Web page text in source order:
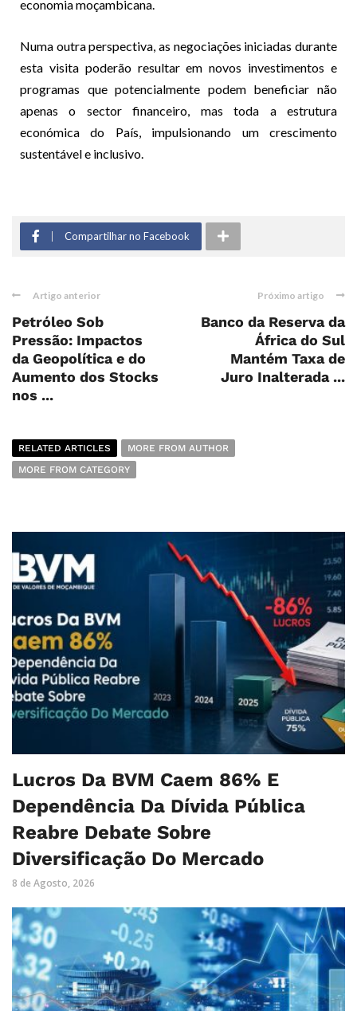
economia moçambicana.
Numa outra perspectiva, as negociações iniciadas durante
esta visita poderão resultar em novos investimentos e
programas que potencialmente podem beneficiar não
apenas o sector financeiro, mas toda a estrutura
económica do País, impulsionando um crescimento
sustentável e inclusivo.
Compartilhar no Facebook
Artigo anterior
Petróleo Sob
Pressão: Impactos
da Geopolítica e do
Aumento dos Stocks
nos ...
Próximo artigo
Banco da Reserva da
África do Sul
Mantém Taxa de
Juro Inalterada ...
RELATED ARTICLES
MORE FROM AUTHOR
MORE FROM CATEGORY
Lucros Da BVM Caem 86% E
Dependência Da Dívida Pública
Reabre Debate Sobre
Diversificação Do Mercado
8 de Agosto, 2026